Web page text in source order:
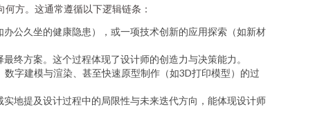
方。这通常遵循以下逻辑链条：
公久坐的健康隐患），或一项技术创新的应用探索（如新材
终方案。这个过程体现了设计师的创造力与决策能力。
字建模与渲染、甚至快速原型制作（如3D打印模型）的过
地提及设计过程中的局限性与未来迭代方向，能体现设计师